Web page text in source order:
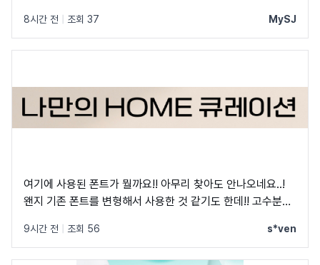
8시간 전 조회 37 MySJ
여기에 사용된 폰트가 뭘까요!! 아무리 찾아도 안나오네요..!
왠지 기존 폰트를 변형해서 사용한 것 같기도 한데!! 고수분들
9시간 전 조회 56 s*ven